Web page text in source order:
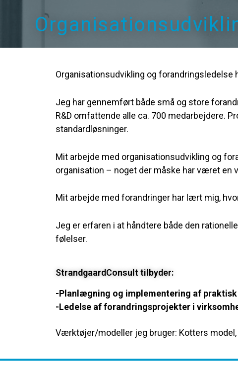
Organisationsudvikling og
Jeg har gennemført både små og store
R&D omfattende alle ca. 700 medarbejdere.
standardløsninger.
Mit arbejde med organisationsudvikling og
organisation – noget der måske har været en
Mit arbejde med forandringer har lært mig,
Jeg er erfaren i at håndtere både den
følelser.
StrandgaardConsult tilbyder:
-Planlægning og implementering af
-Ledelse af forandringsprojekter i
Værktøjer/modeller jeg bruger: Kotters